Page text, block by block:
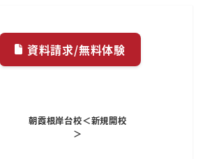
資料請求/無料体験
朝霞根岸台校＜新規開校
＞